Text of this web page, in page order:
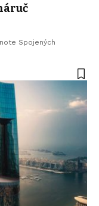
Spojených